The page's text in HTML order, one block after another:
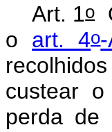
Art. 1o
o art. 4o
custear
perda de